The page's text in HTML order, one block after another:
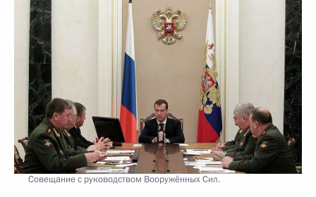
Совещание с руководством Вооружённых Сил.